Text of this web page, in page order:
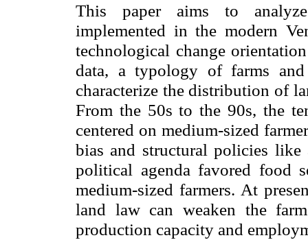
This paper aims to
implemented in the modern
technological change
data, a typology of farms
characterize the distribution of
From the 50s to the 90s, the
centered on medium-sized
bias and structural policies
political agenda favored food
medium-sized farmers. At
land law can weaken the
production capacity and